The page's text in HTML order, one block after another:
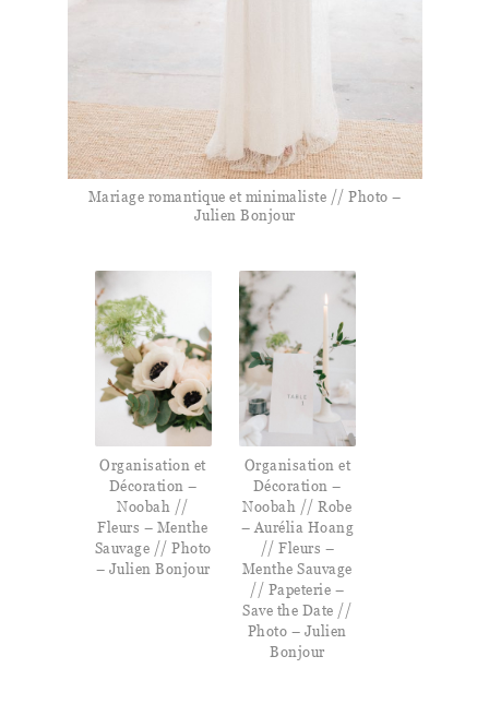
Mariage romantique et minimaliste // Photo –
Julien Bonjour
Organisation et
Décoration –
Noobah //
Fleurs – Menthe
Sauvage // Photo
– Julien Bonjour
Organisation et
Décoration –
Noobah // Robe
– Aurélia Hoang
// Fleurs –
Menthe Sauvage
// Papeterie –
Save the Date //
Photo – Julien
Bonjour